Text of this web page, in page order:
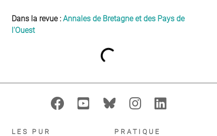
Dans la revue : Annales de Bretagne et des Pays de
l'Ouest
LES PUR PRATIQUE